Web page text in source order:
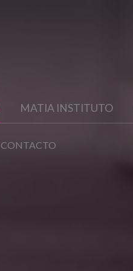
MATIA INSTITUTO
CONTACTO